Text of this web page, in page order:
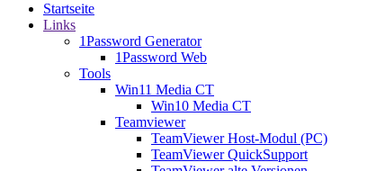
Startseite
Links
1Password Generator
1Password Web
Tools
Win11 Media CT
Win10 Media CT
Teamviewer
TeamViewer Host-Modul (PC)
TeamViewer QuickSupport